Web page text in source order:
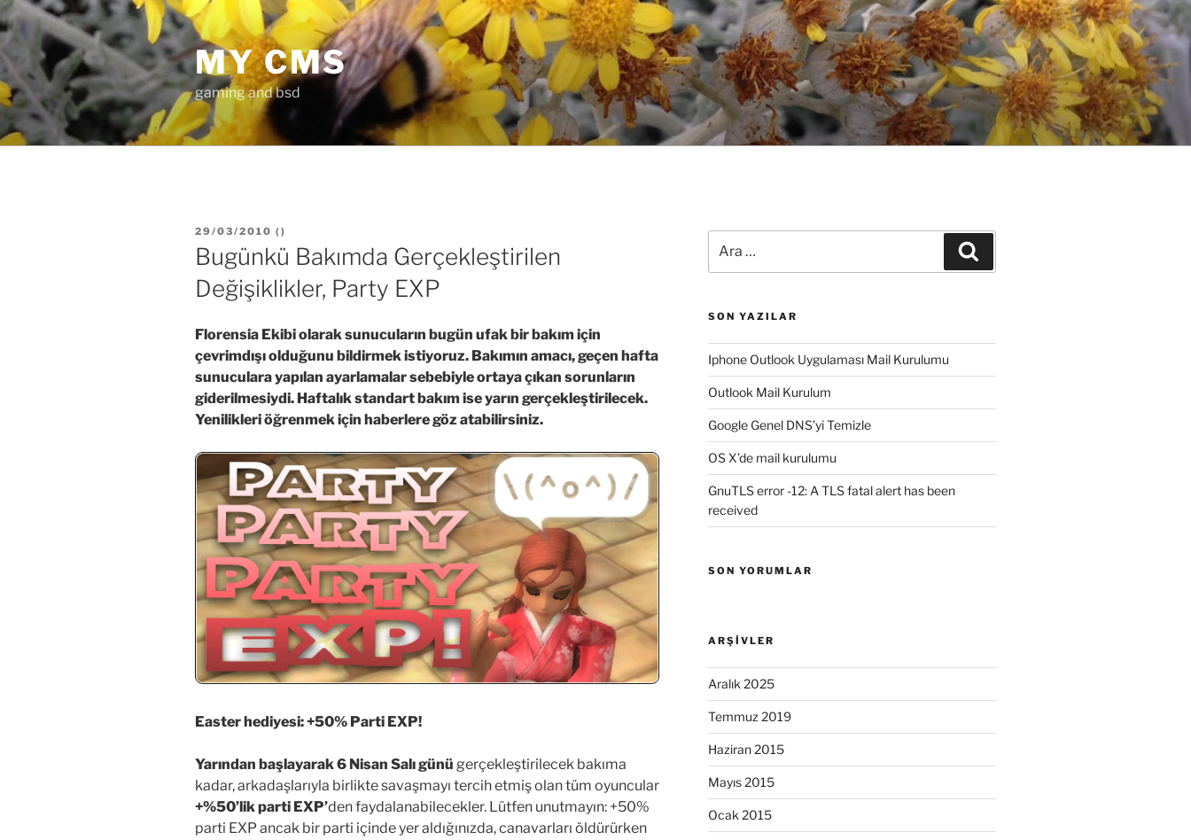
İçeriğe
geç
MY CMS
gaming and bsd
YAYIM
TARIHI
29/03/2010 ( )
Bugünkü Bakımda Gerçekleştirilen
Değişiklikler, Party EXP
Florensia Ekibi olarak sunucuların bugün ufak bir bakım için
çevrimdışı olduğunu bildirmek istiyoruz. Bakımın amacı, geçen hafta
sunuculara yapılan ayarlamalar sebebiyle ortaya çıkan sorunların
giderilmesiydi. Haftalık standart bakım ise yarın gerçekleştirilecek.
Yenilikleri öğrenmek için haberlere göz atabilirsiniz.
Easter hediyesi: +50% Parti EXP!
Yarından başlayarak 6 Nisan Salı günü gerçekleştirilecek bakıma
kadar, arkadaşlarıyla birlikte savaşmayı tercih etmiş olan tüm oyuncular
+%50’lik parti EXP’den faydalanabilecekler. Lütfen unutmayın: +50%
parti EXP ancak bir parti içinde yer aldığınızda, canavarları öldürürken
SON YAZILAR
Iphone Outlook Uygulaması Mail Kurulumu
Outlook Mail Kurulum
Google Genel DNS’yi Temizle
OS X’de mail kurulumu
GnuTLS error -12: A TLS fatal alert has been
received
SON YORUMLAR
ARŞIVLER
Aralık 2025
Temmuz 2019
Haziran 2015
Mayıs 2015
Ocak 2015